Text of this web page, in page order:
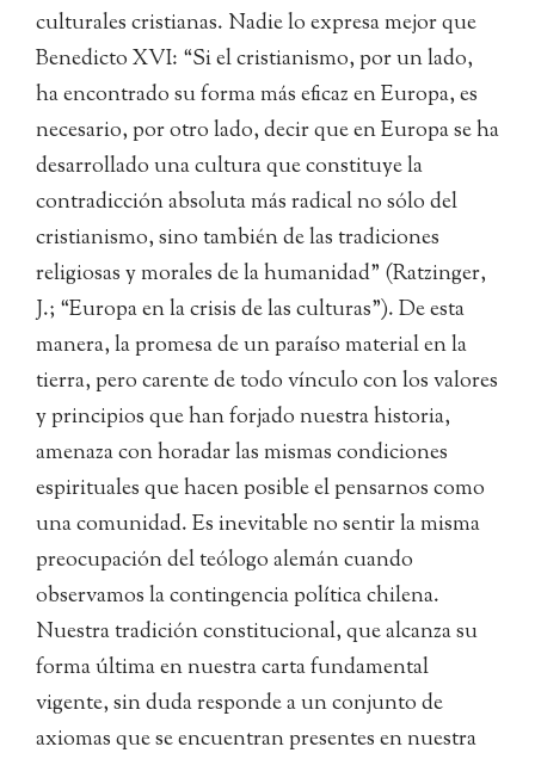
culturales cristianas. Nadie lo expresa mejor que
Benedicto XVI: “Si el cristianismo, por un lado,
ha encontrado su forma más eficaz en Europa, es
necesario, por otro lado, decir que en Europa se ha
desarrollado una cultura que constituye la
contradicción absoluta más radical no sólo del
cristianismo, sino también de las tradiciones
religiosas y morales de la humanidad” (Ratzinger,
J.; “Europa en la crisis de las culturas”). De esta
manera, la promesa de un paraíso material en la
tierra, pero carente de todo vínculo con los valores
y principios que han forjado nuestra historia,
amenaza con horadar las mismas condiciones
espirituales que hacen posible el pensarnos como
una comunidad. Es inevitable no sentir la misma
preocupación del teólogo alemán cuando
observamos la contingencia política chilena.
Nuestra tradición constitucional, que alcanza su
forma última en nuestra carta fundamental
vigente, sin duda responde a un conjunto de
axiomas que se encuentran presentes en nuestra